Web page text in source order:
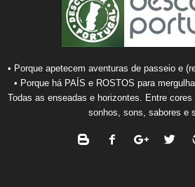
• Porque apetecem aventuras de passeio e
• Porque há PAÍS e ROSTOS para
Todas as enseadas e horizontes. Entre
sonhos, sons, sabores e